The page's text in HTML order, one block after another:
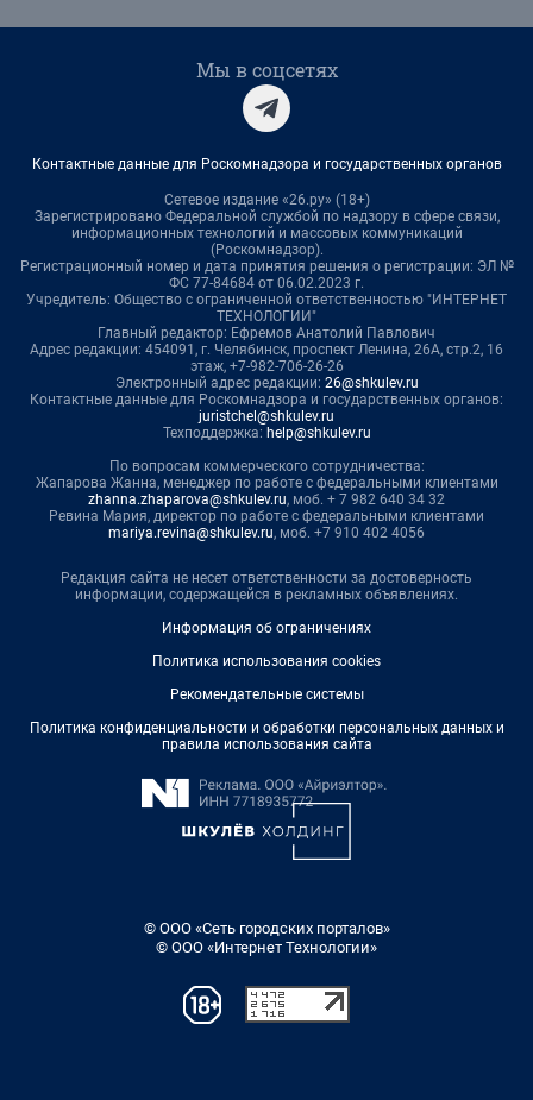
Мы в соцсетях
Контактные данные для Роскомнадзора и государственных органов
Сетевое издание «26.ру» (18+)
Зарегистрировано Федеральной службой по надзору в сфере связи,
информационных технологий и массовых коммуникаций
(Роскомнадзор).
Регистрационный номер и дата принятия решения о регистрации: ЭЛ №
ФС 77-84684 от 06.02.2023 г.
Учредитель: Общество с ограниченной ответственностью "ИНТЕРНЕТ
ТЕХНОЛОГИИ"
Главный редактор: Ефремов Анатолий Павлович
Адрес редакции: 454091, г. Челябинск, проспект Ленина, 26А, стр.2, 16
этаж, +7-982-706-26-26
Электронный адрес редакции: 26@shkulev.ru
Контактные данные для Роскомнадзора и государственных органов:
juristchel@shkulev.ru
Техподдержка: help@shkulev.ru
По вопросам коммерческого сотрудничества:
Жапарова Жанна, менеджер по работе с федеральными клиентами
zhanna.zhaparova@shkulev.ru, моб. + 7 982 640 34 32
Ревина Мария, директор по работе с федеральными клиентами
mariya.revina@shkulev.ru, моб. +7 910 402 4056
Редакция сайта не несет ответственности за достоверность
информации, содержащейся в рекламных объявлениях.
Информация об ограничениях
Политика использования cookies
Рекомендательные системы
Политика конфиденциальности и обработки персональных данных и
правила использования сайта
© ООО «Сеть городских порталов»
© ООО «Интернет Технологии»